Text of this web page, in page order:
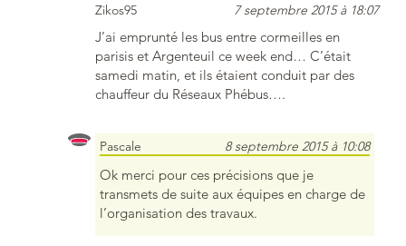
Zikos95 7 septembre 2015 à 18:07
J’ai emprunté les bus entre cormeilles en
parisis et Argenteuil ce week end… C’était
samedi matin, et ils étaient conduit par des
chauffeur du Réseaux Phébus….
Pascale 8 septembre 2015 à 10:08
Ok merci pour ces précisions que je
transmets de suite aux équipes en charge de
l’organisation des travaux.